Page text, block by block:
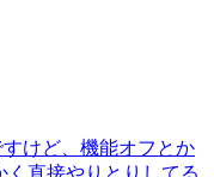
けど、機能オフとか
く直接やりとりしてる